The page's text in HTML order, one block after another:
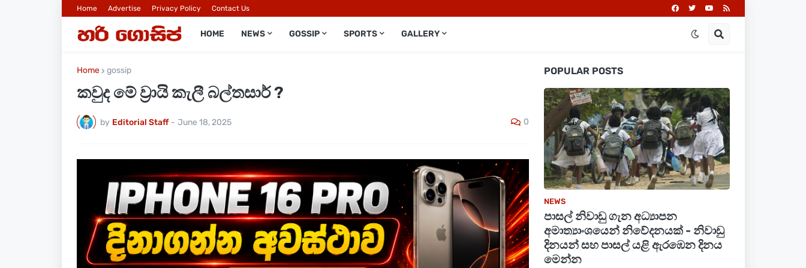
Home Advertise Privacy Policy Contact Us
HOME NEWS GOSSIP SPORTS GALLERY
Home gossip
කවුද මේ ව්‍රායි කැලී බල්තසාර් ?
by Editorial Staff - June 18, 2025 0
POPULAR POSTS
NEWS
පාසල් නිවාඩු ගැන අධ්‍යාපන
අමාත්‍යාංශයෙන් නිවේදනයක් - නිවාඩු
දිනයන් සහ පාසල් යළි ඇරඹෙන දිනය
මෙන්න